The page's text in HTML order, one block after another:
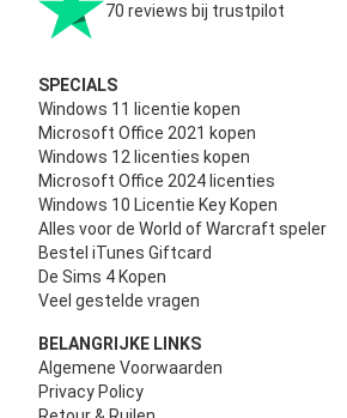
70 reviews bij trustpilot
SPECIALS
Windows 11 licentie kopen
Microsoft Office 2021 kopen
Windows 12 licenties kopen
Microsoft Office 2024 licenties
Windows 10 Licentie Key Kopen
Alles voor de World of Warcraft speler
Bestel iTunes Giftcard
De Sims 4 Kopen
Veel gestelde vragen
BELANGRIJKE LINKS
Algemene Voorwaarden
Privacy Policy